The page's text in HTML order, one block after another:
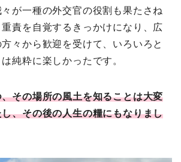
が一種の外交官の役割も果たさね
責を自覚するきっかけになり、広
々から歓迎を受けて、いろいろと
純粋に楽しかったです。
その場所の風土を知ることは大変
、その後の人生の糧にもなりまし